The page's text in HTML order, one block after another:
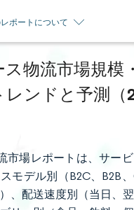
レポートについて
物流市場規模
レンドと予測（
市場レポートは、サービ
モデル別（B2C、B2B
、配送速度別（当日、